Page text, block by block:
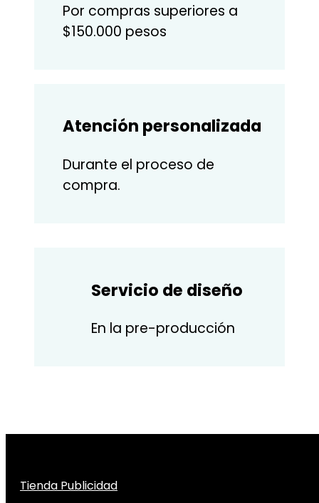
Por compras superiores a
$150.000 pesos
Atención personalizada
Durante el proceso de
compra.
Servicio de diseño
En la pre-producción
Tienda Publicidad